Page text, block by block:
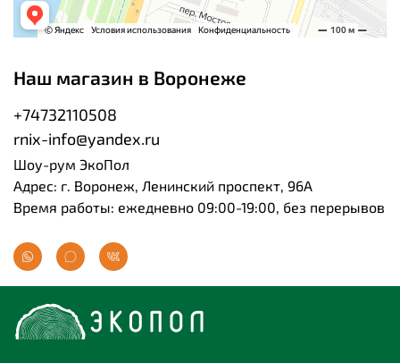
Наш магазин в Воронеже
+74732110508
rnix-info@yandex.ru
Шоу-рум ЭкоПол
Адрес: г. Воронеж, Ленинский проспект, 96А
Время работы: ежедневно 09:00-19:00, без перерывов